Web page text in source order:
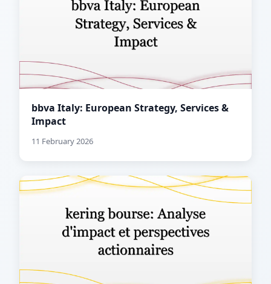
bbva Italy: European Strategy, Services &
Impact
11 February 2026